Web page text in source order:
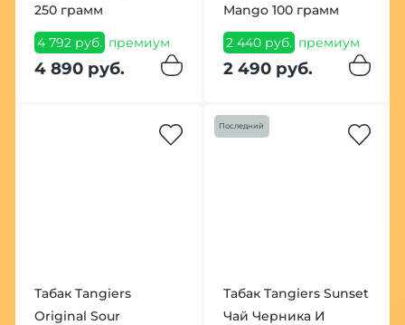
250 грамм
4 792 руб. премиум
4 890 руб.
Mango 100 грамм
2 440 руб. премиум
2 490 руб.
Табак Tangiers
Original Sour
Последний
Табак Tangiers Sunset
Чай Черника И